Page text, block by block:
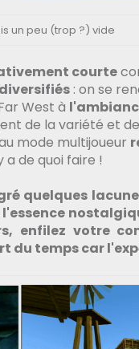
un peu (trop ?) vide
courte
: on se
West à
de la variété et
mode multijoueur
a de quoi faire !
quelques
enfilez votre
du temps car